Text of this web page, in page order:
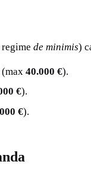
de minimis)
(max40.000 €).
€).
€).